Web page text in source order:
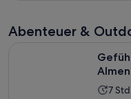
Abenteuer &
Die
7